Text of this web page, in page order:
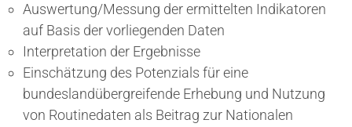
Auswertung/Messung der ermittelten Indikatoren
auf Basis der vorliegenden Daten
Interpretation der Ergebnisse
Einschätzung des Potenzials für eine
bundeslandübergreifende Erhebung und Nutzung
von Routinedaten als Beitrag zur Nationalen